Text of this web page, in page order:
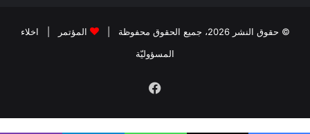
© حقوق النشر 2026، جميع الحقوق محفوظة | المؤتمر
اخلاء
المسؤوليّة
فيسبوك